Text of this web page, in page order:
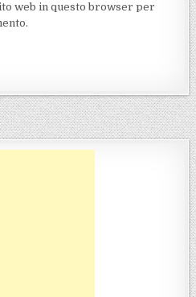
web in questo browser per